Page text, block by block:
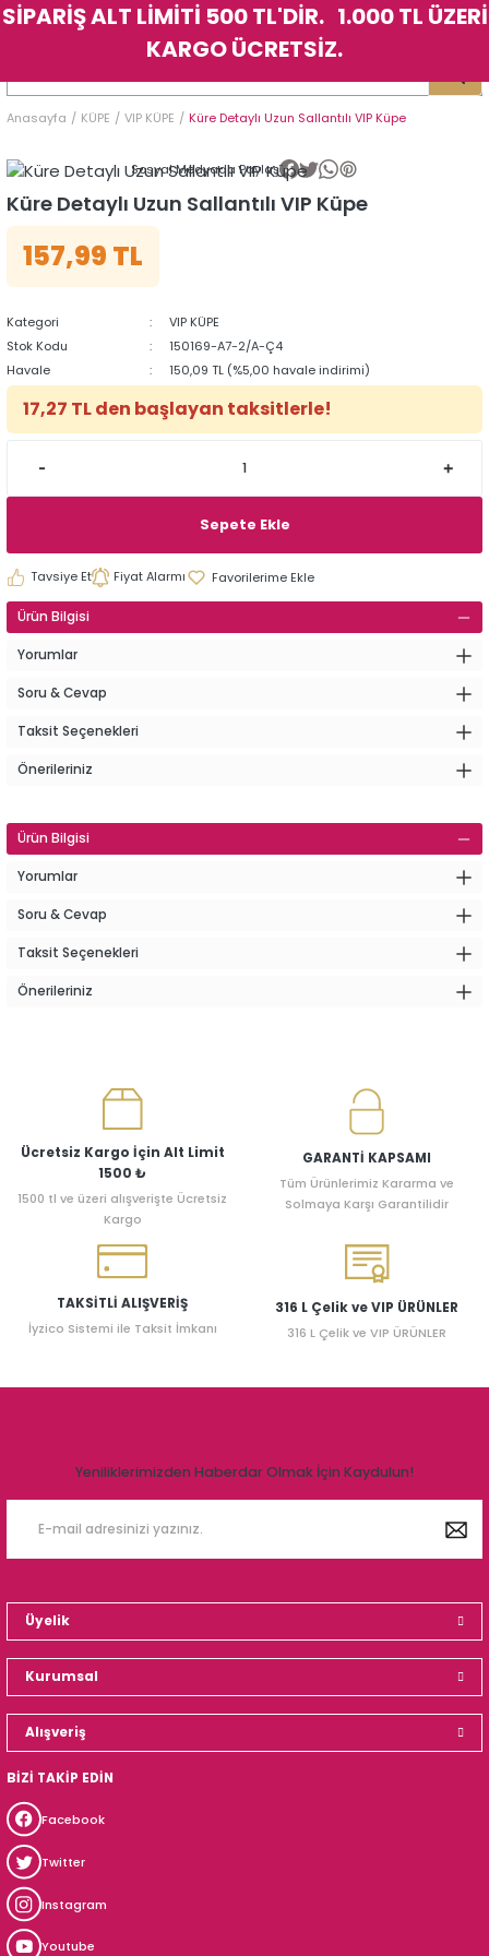
Geri Dön
Geri Dön
Geri Dön
Geri Dön
Geri Dön
Geri Dön
Anasayfa KÜPE VIP KÜPE Küre Detaylı Uzun Sallantılı VIP Küpe
Sosyal Medyada Paylaş
Küre Detaylı Uzun Sallantılı VIP Küpe
157,99 TL
Kategori
VIP KÜPE
Stok Kodu
150169-A7-2/A-Ç4
Havale
150,09 TL (%5,00 havale indirimi)
17,27 TL den başlayan taksitlerle!
Sepete Ekle
Tavsiye Et Fiyat Alarmı
Ürün Bilgisi
Yorumlar
Soru & Cevap
Taksit Seçenekleri
Önerileriniz
Ürün Bilgisi
Yorumlar
Soru & Cevap
Taksit Seçenekleri
Önerileriniz
Ücretsiz Kargo İçin Alt Limit
1500 ₺
1500 tl ve üzeri alışverişte Ücretsiz
Kargo
GARANTİ KAPSAMI
Tüm Ürünlerimiz Kararma ve
Solmaya Karşı Garantilidir
TAKSİTLİ ALIŞVERİŞ
İyzico Sistemi ile Taksit İmkanı
316 L Çelik ve VIP ÜRÜNLER
316 L Çelik ve VIP ÜRÜNLER
Yeniliklerimizden Haberdar Olmak İçin Kaydulun!
Üyelik
Kurumsal
Alışveriş
BİZİ TAKİP EDİN
Facebook
Twitter
Instagram
Youtube
Geri Dön
Geri Dön
Geri Dön
Geri Dön
Geri Dön
Geri Dön
SİPARİŞ ALT LİMİTİ 500 TL'DİR. 1.000 TL ÜZERİ
KARGO ÜCRETSİZ.